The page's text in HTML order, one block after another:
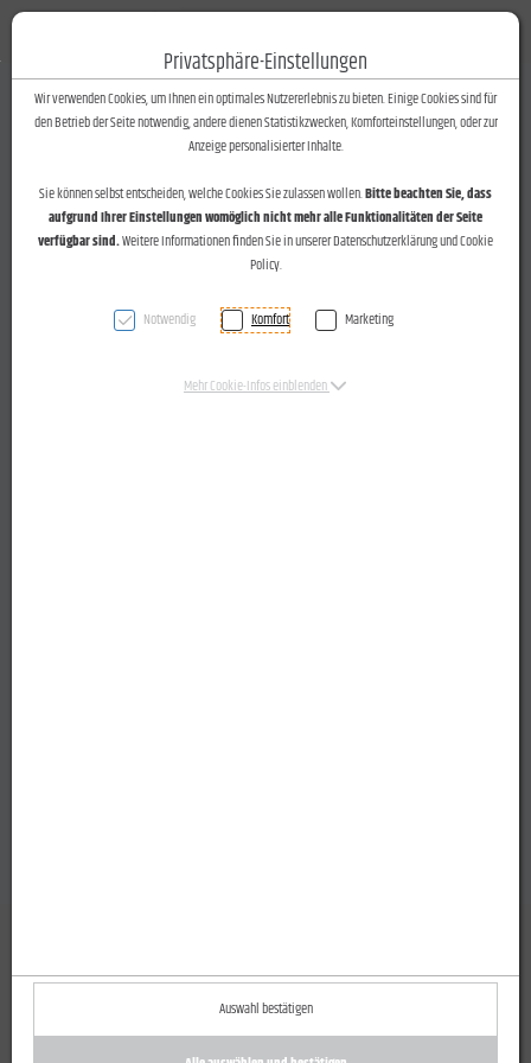
Zum Inhalt springen [AK + 0]
Zum Hauptmenü springen [AK + 1]
Zum Footer-Menü unten (angedockt an Browserrand) springen [AK + 2]
Zum Widget-Menü rechts springen [AK + 3]
Zu den Inhalten im Fußbereich springen [AK + 4]
Firmenbesuch von Wirtschaftslandesrat Mag. Karlheinz
Privatsphäre-Einstellungen
Wir verwenden Cookies, um Ihnen ein optimales Nutzererlebnis zu bieten. Einige Cookies sind für
den Betrieb der Seite notwendig, andere dienen Statistikzwecken, Komforteinstellungen, oder zur
Anzeige personalisierter Inhalte.
Sie können selbst entscheiden, welche Cookies Sie zulassen wollen.Bitte beachten Sie, dass
aufgrund Ihrer Einstellungen womöglich nicht mehr alle Funktionalitäten der Seite
verfügbar sind.Weitere Informationen finden Sie in unserer Datenschutzerklärung und Cookie
Policy.
Notwendig Komfort Marketing
Mehr Cookie-Infos einblenden
Auswahl bestätigen